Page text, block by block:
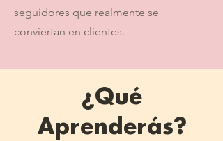
seguidores que realmente se
conviertan en clientes.
¿Qué
Aprenderás?